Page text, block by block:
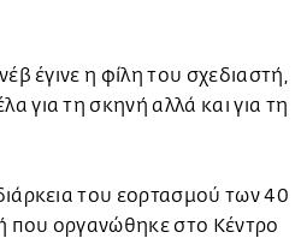
έγινε η φίλη του σχεδιαστή,
για τη σκηνή αλλά και για τη
του εορτασμού των 40
που οργανώθηκε στο Κέντρο